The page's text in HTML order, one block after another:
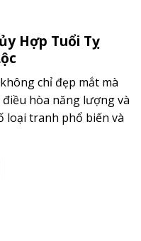
Hợp Tuổi Tỵ
chỉ đẹp mắt mà
hòa năng lượng và
loại tranh phổ biến và